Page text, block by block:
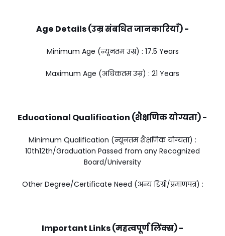
Age Details (उम्र संबधित जानकारियाँ) -
Minimum Age (न्यूनतम उम्र) : 17.5 Years
Maximum Age (अधिकतम उम्र) : 21 Years
Educational Qualification (शैक्षणिक योग्यता) -
Minimum Qualification (न्यूनतम शैक्षणिक योग्यता) :
10th12th/Graduation Passed from any Recognized
Board/University
Other Degree/Certificate Need (अन्य डिग्री/प्रमाणपत्र) :
Important Links (महत्वपूर्ण लिंक्स) -